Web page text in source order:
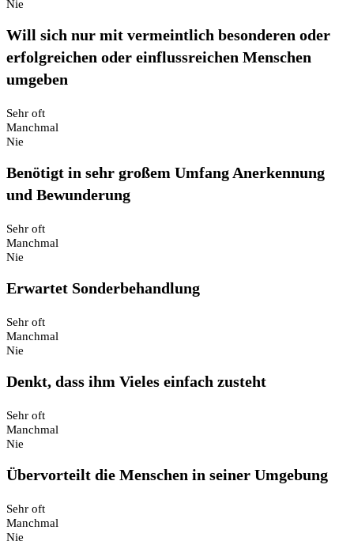
Nie
Will sich nur mit vermeintlich besonderen oder
erfolgreichen oder einflussreichen Menschen
umgeben
Sehr oft
Manchmal
Nie
Benötigt in sehr großem Umfang Anerkennung
und Bewunderung
Sehr oft
Manchmal
Nie
Erwartet Sonderbehandlung
Sehr oft
Manchmal
Nie
Denkt, dass ihm Vieles einfach zusteht
Sehr oft
Manchmal
Nie
Übervorteilt die Menschen in seiner Umgebung
Sehr oft
Manchmal
Nie